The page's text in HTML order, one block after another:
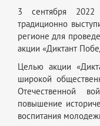
3 сентября
традиционно
регионе для
акции «Диктант
Целью акции
широкой
Отечественной
повышение
воспитания